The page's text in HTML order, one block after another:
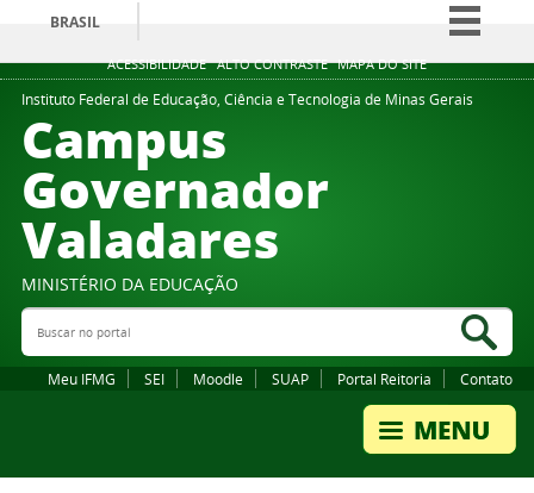
ACESSIBILIDADE ALTO CONTRASTE MAPA DO SITE
BRASIL
Simplifique!
Comunica BR
Instituto Federal de Educação, Ciência e Tecnologia de Minas Gerais
Campus
Governador
Valadares
MINISTÉRIO DA EDUCAÇÃO
Buscar no portal
Meu IFMG SEI Moodle SUAP Portal Reitoria Contato